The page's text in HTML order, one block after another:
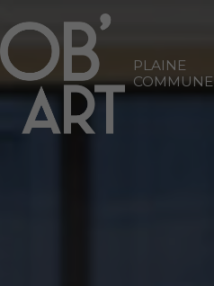
PLAINE
COMMUNE